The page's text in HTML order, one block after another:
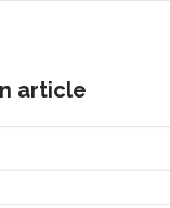
article